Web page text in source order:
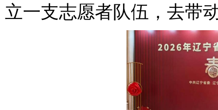
立一支志愿者队伍，去带